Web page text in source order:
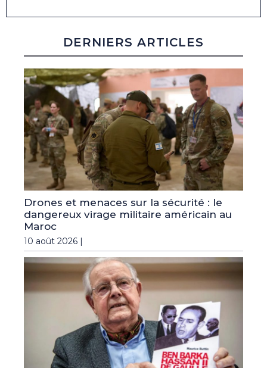
DERNIERS ARTICLES
Drones et menaces sur la sécurité : le
dangereux virage militaire américain au
Maroc
10 août 2026 |